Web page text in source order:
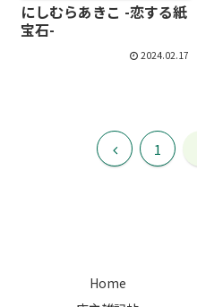
にしむらあきこ -恋する紙
宝石-
2024.02.17
前
1
Home